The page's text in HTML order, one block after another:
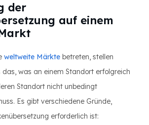
der
auf einem
weltweite Märkte betreten, stellen
das, was an einem Standort erfolgreich
Standort nicht unbedingt
Es gibt verschiedene Gründe,
erforderlich ist: